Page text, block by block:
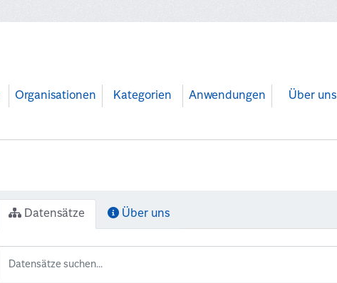
Organisationen Kategorien Anwendungen Über uns
Datensätze Über uns